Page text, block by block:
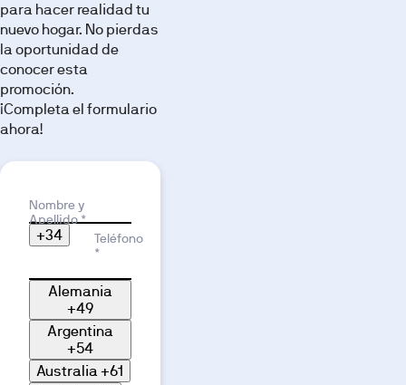
para hacer realidad tu
nuevo hogar. No pierdas
la oportunidad de
conocer esta
promoción.
¡Completa el formulario
ahora!
Nombre y
Apellido *
+34
Alemania
+49
Argentina
+54
Australia+61
Teléfono
*
Motivo de interés